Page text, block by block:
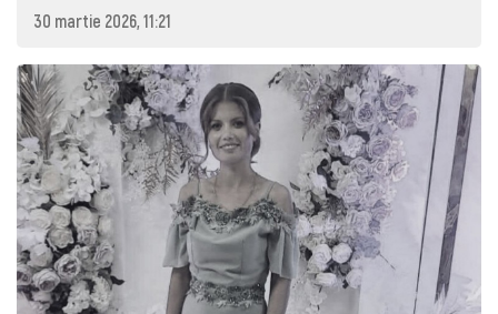
30 martie 2026, 11:21